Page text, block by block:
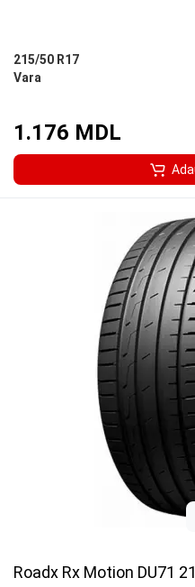
215/50 R17
Vara
1.176 MDL
Roadx Rx Motion DU71